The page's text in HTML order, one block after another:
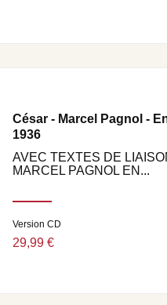
César - Marcel Pagnol -
1936
AVEC TEXTES DE
MARCEL PAGNOL EN...
Version CD
29,99 €